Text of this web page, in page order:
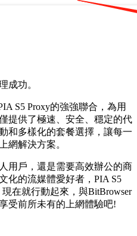
功。
S5 Proxy的強強聯合，為用
提供了極速、安全、穩定的代
和多樣化的套餐選擇，讓每一
網解決方案。
戶，還是需要高效辦公的商
化的流媒體愛好者，PIA S5
在就行動起來，與BitBrowser
受前所未有的上網體驗吧!